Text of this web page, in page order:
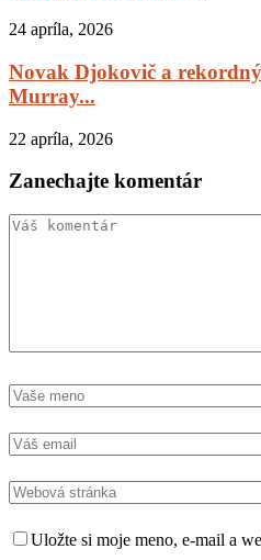
24 apríla, 2026
Novak Djokovič a
Murray...
22 apríla, 2026
Zanechajte komentár
Uložte si moje meno, e-mail a